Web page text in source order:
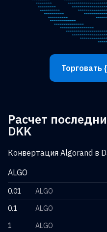
Торговать
Расчет
DKK
Конвертация Algorand в
ALGO
0.01 ALGO
0.1
ALGO
1
ALGO